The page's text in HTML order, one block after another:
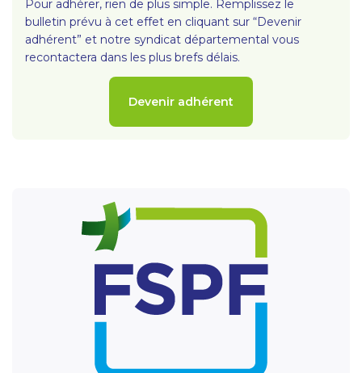
Pour adhérer, rien de plus simple. Remplissez le
bulletin prévu à cet effet en cliquant sur “Devenir
adhérent” et notre syndicat départemental vous
recontactera dans les plus brefs délais.
Devenir adhérent